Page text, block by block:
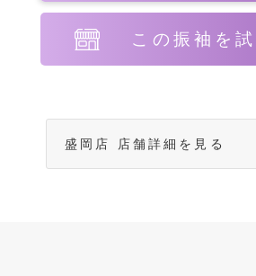
この振袖を
盛岡店 店舗詳細を見る